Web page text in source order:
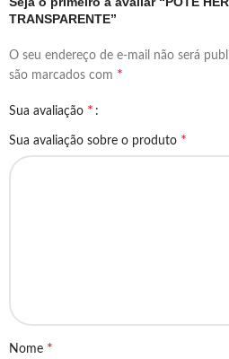
TRANSPARENTE”
O seu endereço de e-mail não será
são marcados com *
Sua avaliação *
Sua avaliação sobre o produto *
Nome *